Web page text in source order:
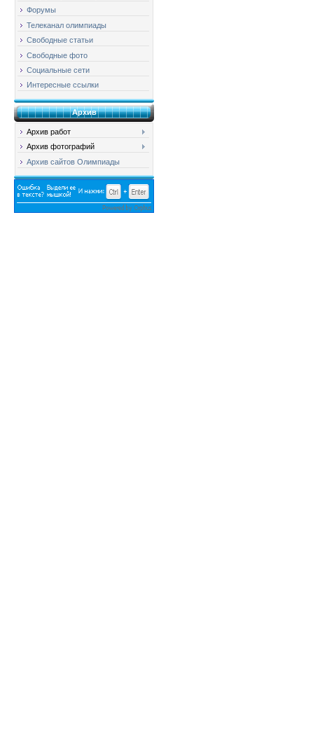
Форумы
Телеканал олимпиады
Свободные статьи
Свободные фото
Социальные сети
Интересные ссылки
Архив
Архив работ
Архив фотографий
Архив сайтов Олимпиады